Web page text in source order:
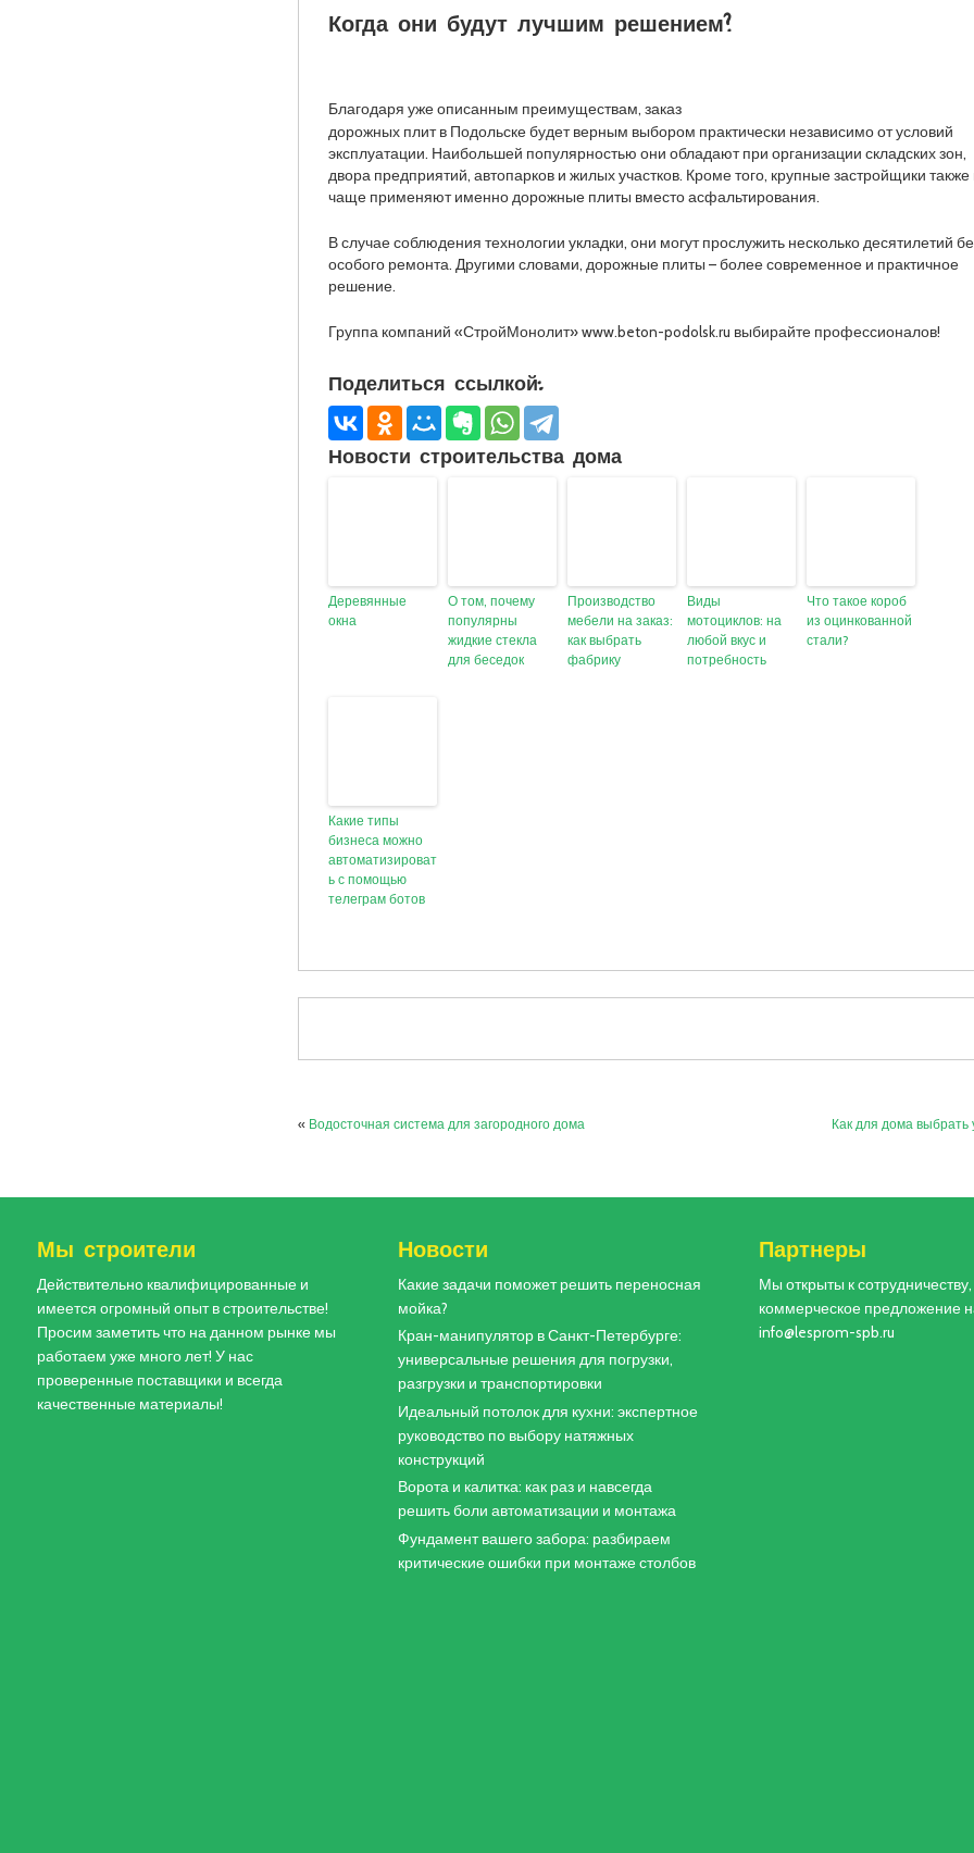
Когда они будут лучшим решением?
Благодаря уже описанным преимуществам, заказ
дорожных плит в Подольске будет верным выбором практически независимо от условий
эксплуатации. Наибольшей популярностью они обладают при организации складских зон,
двора предприятий, автопарков и жилых участков. Кроме того, крупные застройщики также
чаще применяют именно дорожные плиты вместо асфальтирования.
В случае соблюдения технологии укладки, они могут прослужить несколько десятилетий
особого ремонта. Другими словами, дорожные плиты – более современное и практичное
решение.
Группа компаний «СтройМонолит» www.beton-podolsk.ru выбирайте профессионалов!
Поделиться ссылкой:
Новости строительства дома
Деревянные
окна
О том, почему
популярны
жидкие стекла
для беседок
Производство
мебели на заказ:
как выбрать
фабрику
Виды
мотоциклов: на
любой вкус и
потребность
Что такое короб
из оцинкованной
стали?
Какие типы
бизнеса можно
автоматизироват
ь с помощью
телеграм ботов
« Водосточная система для загородного дома Как для дома выбрать
Мы строители
Действительно квалифицированные и
имеется огромный опыт в строительстве!
Просим заметить что на данном рынке мы
работаем уже много лет! У нас
проверенные поставщики и всегда
качественные материалы!
Новости
Какие задачи поможет решить переносная
мойка?
Кран-манипулятор в Санкт-Петербурге:
универсальные решения для погрузки,
разгрузки и транспортировки
Идеальный потолок для кухни: экспертное
руководство по выбору натяжных
конструкций
Ворота и калитка: как раз и навсегда
решить боли автоматизации и монтажа
Фундамент вашего забора: разбираем
критические ошибки при монтаже столбов
Партнеры
Мы открыты к
коммерческое предложение
info@lesprom-spb.ru